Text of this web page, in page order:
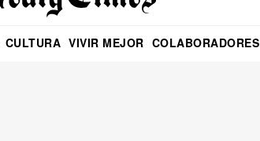
CULTURA VIVIR MEJOR COLABORADORES